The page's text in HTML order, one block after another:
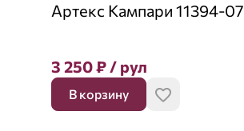
Артекс Кампари 11394-07
3 250₽/ рул
В корзину